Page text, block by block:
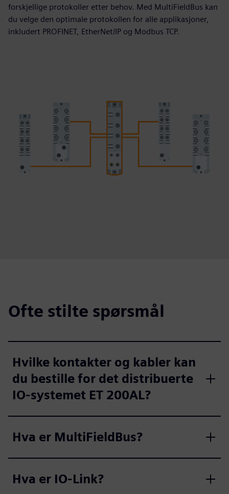
forskjellige protokoller etter behov. Med MultiFieldBus kan
du velge den optimale protokollen for alle applikasjoner,
inkludert PROFINET, EtherNet/IP og Modbus TCP.
Ofte stilte spørsmål
Hvilke kontakter og kabler kan
du bestille for det distribuerte
IO-systemet ET 200AL?
Hva er MultiFieldBus?
Hva er IO-Link?